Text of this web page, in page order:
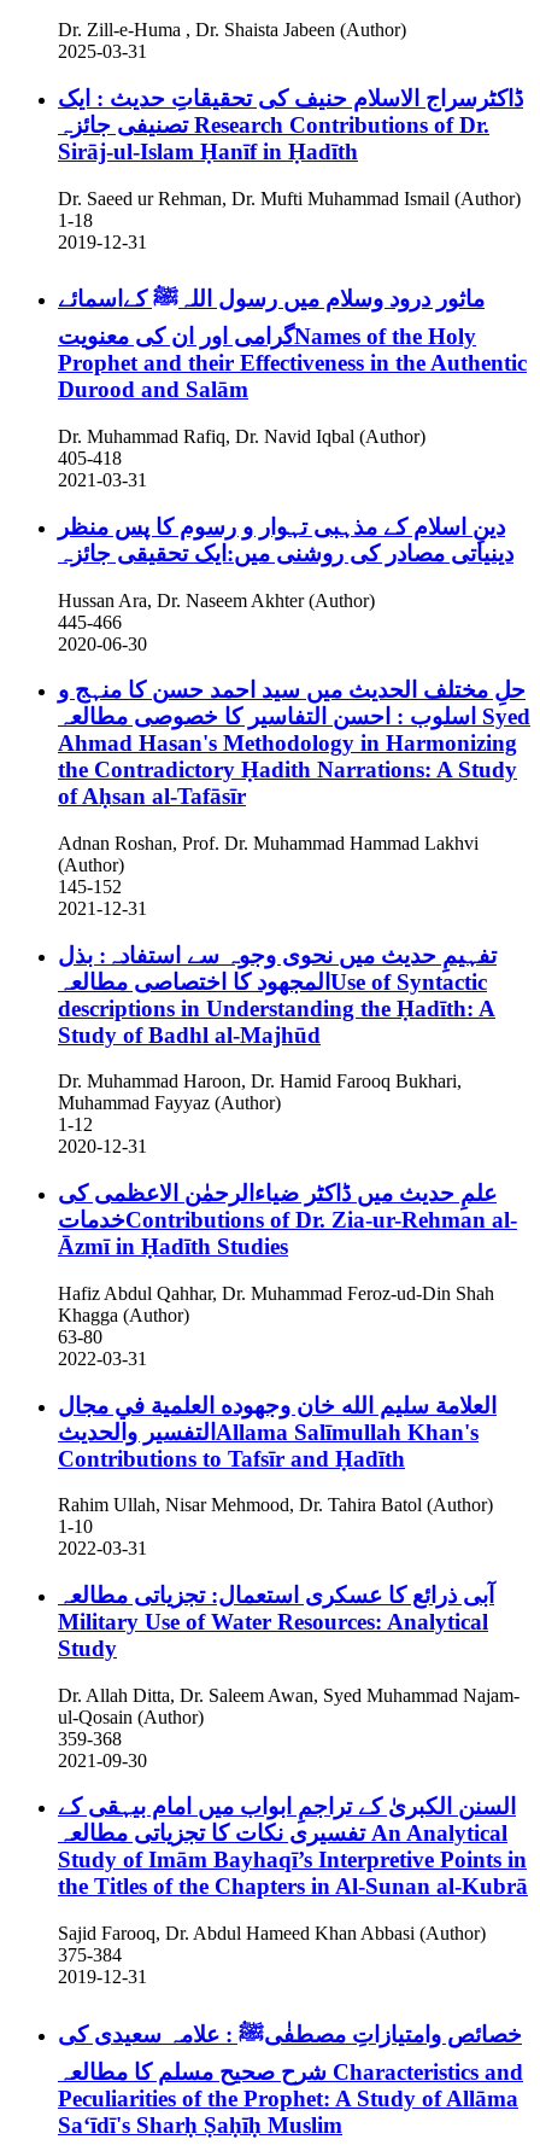
Dr. Zill-e-Huma , Dr. Shaista Jabeen (Author)
2025-03-31
ڈاکٹرسراج الاسلام حنیف کی تحقیقاتِ حدیث : ایک
تصنیفی جائزہResearch Contributions of Dr.
Sirāj-ul-Islam Ḥanīf in Ḥadīth
Dr. Saeed ur Rehman, Dr. Mufti Muhammad Ismail (Author)
1-18
2019-12-31
ماثور درود وسلام میں رسول اللہﷺ کےاسمائے
گرامی اور ان کی معنویتNames of the Holy
Prophet and their Effectiveness in the Authentic
Durood and Salām
Dr. Muhammad Rafiq, Dr. Navid Iqbal (Author)
405-418
2021-03-31
دینِ اسلام کے مذہبی تہوار و رسوم کا پس منظر
دینیاتی مصادر کی روشنی میں:ایک تحقیقی جائزہ
Hussan Ara, Dr. Naseem Akhter (Author)
445-466
2020-06-30
حلِ مختلف الحدیث میں سید احمد حسن کا منہج و
Syed
Ahmad Hasan's Methodology in Harmonizing
the Contradictory Ḥadith Narrations: A Study
of Aḥsan al-Tafāsīr
Adnan Roshan, Prof. Dr. Muhammad Hammad Lakhvi
(Author)
145-152
2021-12-31
تفہیمِ حدیث میں نحوی وجوہ سے استفادہ: بذل
المجھود کا اختصاصی مطالعہUse of Syntactic
descriptions in Understanding the Ḥadīth: A
Study of Badhl al-Majhūd
Dr. Muhammad Haroon, Dr. Hamid Farooq Bukhari,
Muhammad Fayyaz (Author)
1-12
2020-12-31
علمِ حدیث میں ڈاکٹر ضیاءالرحمٰن الاعظمی کی
خدماتContributions of Dr. Zia-ur-Rehman al-
Āzmī in Ḥadīth Studies
Hafiz Abdul Qahhar, Dr. Muhammad Feroz-ud-Din Shah
Khagga (Author)
63-80
2022-03-31
العلامة سليم الله خان وجهوده العلمية في مجال
التفسير والحديثAllama Salīmullah Khan's
Contributions to Tafsīr and Ḥadīth
Rahim Ullah, Nisar Mehmood, Dr. Tahira Batol (Author)
1-10
2022-03-31
آبی ذرائع کا عسکری استعمال: تجزیاتی مطالعہ
Military Use of Water Resources: Analytical
Study
Dr. Allah Ditta, Dr. Saleem Awan, Syed Muhammad Najam-
ul-Qosain (Author)
359-368
2021-09-30
السنن الکبریٰ کے تراجمِ ابواب میں امام بیہقی کے
تفسیری نکات کا تجزیاتی مطالعہAn Analytical
Study of Imām Bayhaqī’s Interpretive Points in
the Titles of the Chapters in Al-Sunan al-Kubrā
Sajid Farooq, Dr. Abdul Hameed Khan Abbasi (Author)
375-384
2019-12-31
خصائص وامتیازاتِ مصطفٰیﷺ : علامہ سعیدی کی
Characteristics and
Peculiarities of the Prophet: A Study of Allāma
Saʻīdī's Sharḥ Ṣaḥīḥ Muslim